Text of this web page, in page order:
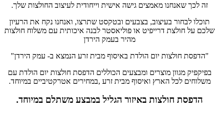
זה לכך שאנחנו מאמצים גישה אישית וייחודית לעיצוב החולצות שלך.
תוכלו לבחור בעיצוב, בצבעים ובטקסט שתרצו, ואנחנו נקח את הרעיון
שלכם על חולצת דרייפיט או פוליאסטר לבנה איכותית עם משלוח חולצות
מהיר בעמק הירדן
"הדפסת חולצות יום הולדת באיסוף מבית זרע הנמצא ב- עמק הירדן"
בפיקפיק מגוון מוצרים ומבצעים הכוללים הדפסת חולצות יום הולדת עם
משלוחים לכל הארץ ואיסוף מבית זרע ,במחירים אטרקטיביים במיוחד.
הדפסת חולצות באיזור הגליל במבצע משתלם במיוחד.